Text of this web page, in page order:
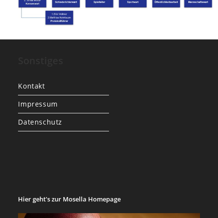
Kontakt
Impressum
Datenschutz
Hier geht's zur Mosella Homepage